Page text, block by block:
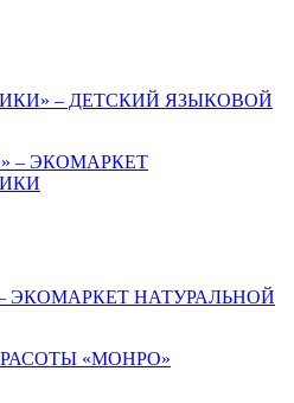
– ДЕТСКИЙ ЯЗЫКОВОЙ
ЭКОМАРКЕТ НАТУРАЛЬНОЙ